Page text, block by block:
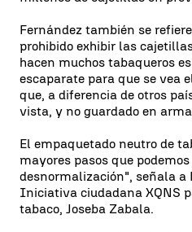
Fernández también se
prohibido exhibir las
hacen muchos tabaqueros
escaparate para que se vea
que, a diferencia de otros
vista, y no guardado en
El empaquetado neutro de
mayores pasos que
desnormalización", señala a
Iniciativa ciudadana XQNS
tabaco, Joseba Zabala.